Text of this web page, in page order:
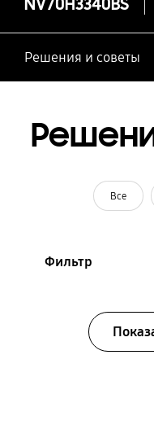
NV70H3340BS
Решения и советы
Все
Фильтр